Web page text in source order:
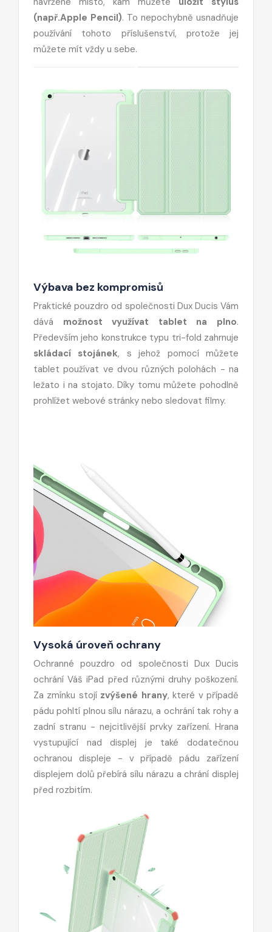
(např.Apple Pencil). To nepochybně usnadňuje
používání tohoto příslušenství, protože jej
můžete mít vždy u sebe.
Výbava bez kompromisů
Praktické pouzdro od společnosti Dux Ducis Vám
dává možnost využívat tablet na plno.
Především jeho konstrukce typu tri-fold zahrnuje
skládací stojánek, s jehož pomocí můžete
tablet používat ve dvou různých polohách - na
ležato i na stojato. Díky tomu můžete pohodlně
prohlížet webové stránky nebo sledovat filmy.
Vysoká úroveň ochrany
Ochranné pouzdro od společnosti Dux Ducis
ochrání Váš iPad před různými druhy poškození.
Za zmínku stojí zvýšené hrany, které v případě
pádu pohltí plnou sílu nárazu, a ochrání tak rohy a
zadní stranu - nejcitlivější prvky zařízení. Hrana
vystupující nad displej je také dodatečnou
ochranou displeje - v případě pádu zařízení
displejem dolů přebírá sílu nárazu a chrání displej
před rozbitím.